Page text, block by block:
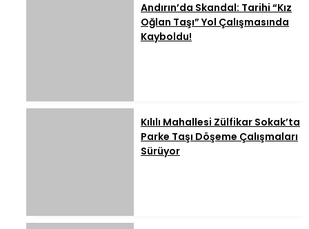
Andırın’da Skandal: Tarihi “Kız
Oğlan Taşı” Yol Çalışmasında
Kayboldu!
Kılılı Mahallesi Zülfikar Sokak’ta
Parke Taşı Döşeme Çalışmaları
Sürüyor